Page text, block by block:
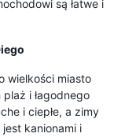
są łatwe i
wielkości miasto
i łagodnego
i ciepłe, a zimy
kanionami i